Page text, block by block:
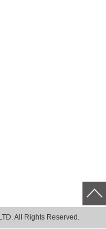
All Rights Reserved.